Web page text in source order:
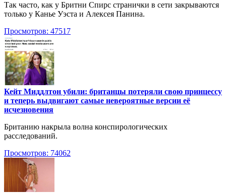
Так часто, как у Бритни Спирс странички в сети закрываются
только у Канье Уэста и Алексея Панина.
Просмотров: 47517
Кейт Миддлтон убили: британцы потеряли свою принцессу
и теперь выдвигают самые невероятные версии её
исчезновения
Британию накрыла волна конспирологических
расследований.
Просмотров: 74062